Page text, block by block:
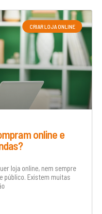
CRIAR LOJA ONLINE
online e
loja online, nem sempre
público. Existem muitas